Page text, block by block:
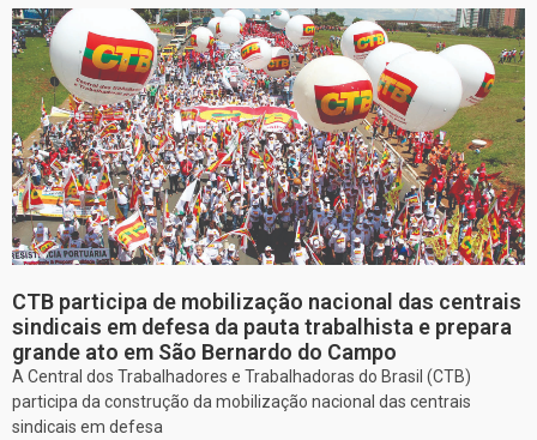
CTB participa de mobilização nacional das centrais
sindicais em defesa da pauta trabalhista e prepara
grande ato em São Bernardo do Campo
A Central dos Trabalhadores e Trabalhadoras do Brasil (CTB)
participa da construção da mobilização nacional das centrais
sindicais em defesa